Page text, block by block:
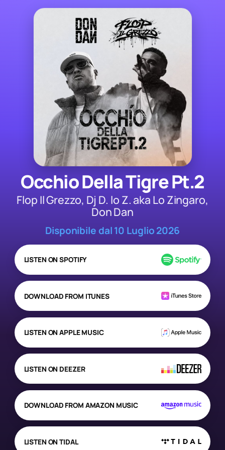
Occhio Della Tigre Pt.2
Flop Il Grezzo, Dj D. lo Z. aka Lo Zingaro,
Don Dan
Disponibile dal 10 Luglio 2026
LISTEN ON SPOTIFY
DOWNLOAD FROM ITUNES
LISTEN ON APPLE MUSIC
LISTEN ON DEEZER
DOWNLOAD FROM AMAZON MUSIC
LISTEN ON TIDAL